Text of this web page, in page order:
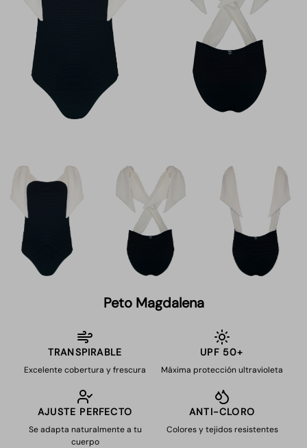
Peto Magdalena
TRANSPIRABLE
Excelente cobertura y frescura
UPF 50+
Máxima protección ultravioleta
AJUSTE PERFECTO
Se adapta naturalmente a tu
cuerpo
ANTI-CLORO
Colores y tejidos resistentes